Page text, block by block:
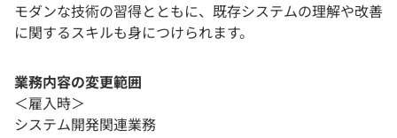
モダンな技術の習得とともに、既存システムの理解や改善
に関するスキルも身につけられます。
業務内容の変更範囲
＜雇入時＞
システム開発関連業務